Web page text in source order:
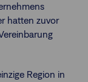
hatten zuvor
Region in